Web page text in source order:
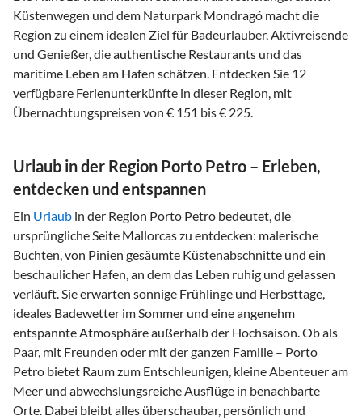
Küstenwegen und dem Naturpark Mondragó macht die
Region zu einem idealen Ziel für Badeurlauber, Aktivreisende
und Genießer, die authentische Restaurants und das
maritime Leben am Hafen schätzen. Entdecken Sie 12
verfügbare Ferienunterkünfte in dieser Region, mit
Übernachtungspreisen von € 151 bis € 225.
Urlaub in der Region Porto Petro – Erleben,
entdecken und entspannen
Ein Urlaub in der Region Porto Petro bedeutet, die
ursprüngliche Seite Mallorcas zu entdecken: malerische
Buchten, von Pinien gesäumte Küstenabschnitte und ein
beschaulicher Hafen, an dem das Leben ruhig und gelassen
verläuft. Sie erwarten sonnige Frühlinge und Herbsttage,
ideales Badewetter im Sommer und eine angenehm
entspannte Atmosphäre außerhalb der Hochsaison. Ob als
Paar, mit Freunden oder mit der ganzen Familie – Porto
Petro bietet Raum zum Entschleunigen, kleine Abenteuer am
Meer und abwechslungsreiche Ausflüge in benachbarte
Orte. Dabei bleibt alles überschaubar, persönlich und